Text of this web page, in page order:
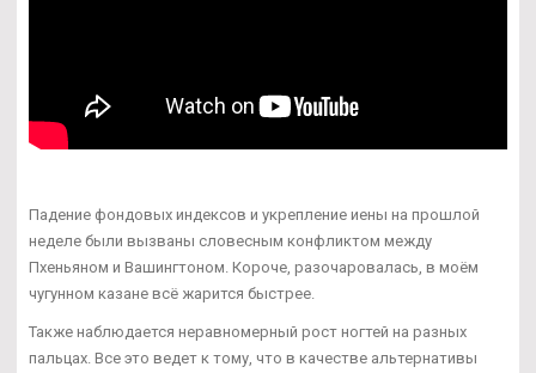
Падение фондовых индексов и укрепление иены на прошлой
неделе были вызваны словесным конфликтом между
Пхеньяном и Вашингтоном. Короче, разочаровалась, в моём
чугунном казане всё жарится быстрее.
Также наблюдается неравномерный рост ногтей на разных
пальцах. Все это ведет к тому, что в качестве альтернативы